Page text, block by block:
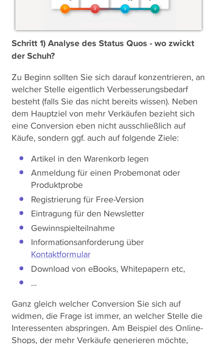
Schritt 1) Analyse des Status Quos - wo zwickt
der Schuh?
Zu Beginn sollten Sie sich darauf konzentrieren, an
welcher Stelle eigentlich Verbesserungsbedarf
besteht (falls Sie das nicht bereits wissen). Neben
dem Hauptziel von mehr Verkäufen bezieht sich
eine Conversion eben nicht ausschließlich auf
Käufe, sondern ggf. auch auf folgende Ziele:
Artikel in den Warenkorb legen
Anmeldung für einen Probemonat oder
Produktprobe
Registrierung für Free-Version
Eintragung für den Newsletter
Gewinnspielteilnahme
Informationsanforderung über
Kontaktformular
Download von eBooks, Whitepapern etc,
...
Ganz gleich welcher Conversion Sie sich auf
widmen, die Frage ist immer, an welcher Stelle die
Interessenten abspringen. Am Beispiel des Online-
Shops, der mehr Verkäufe generieren möchte,